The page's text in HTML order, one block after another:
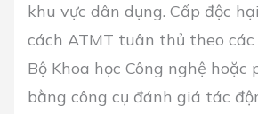
khu vực dân dụng. Cấp độc
cách ATMT tuân thủ theo
Bộ Khoa học Công nghệ hoặc
bằng công cụ đánh giá tác